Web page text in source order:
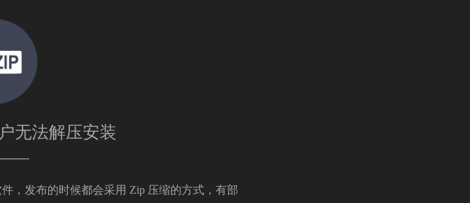
无法解压安装
，发布的时候都会采用 Zip 压缩的方式，有部